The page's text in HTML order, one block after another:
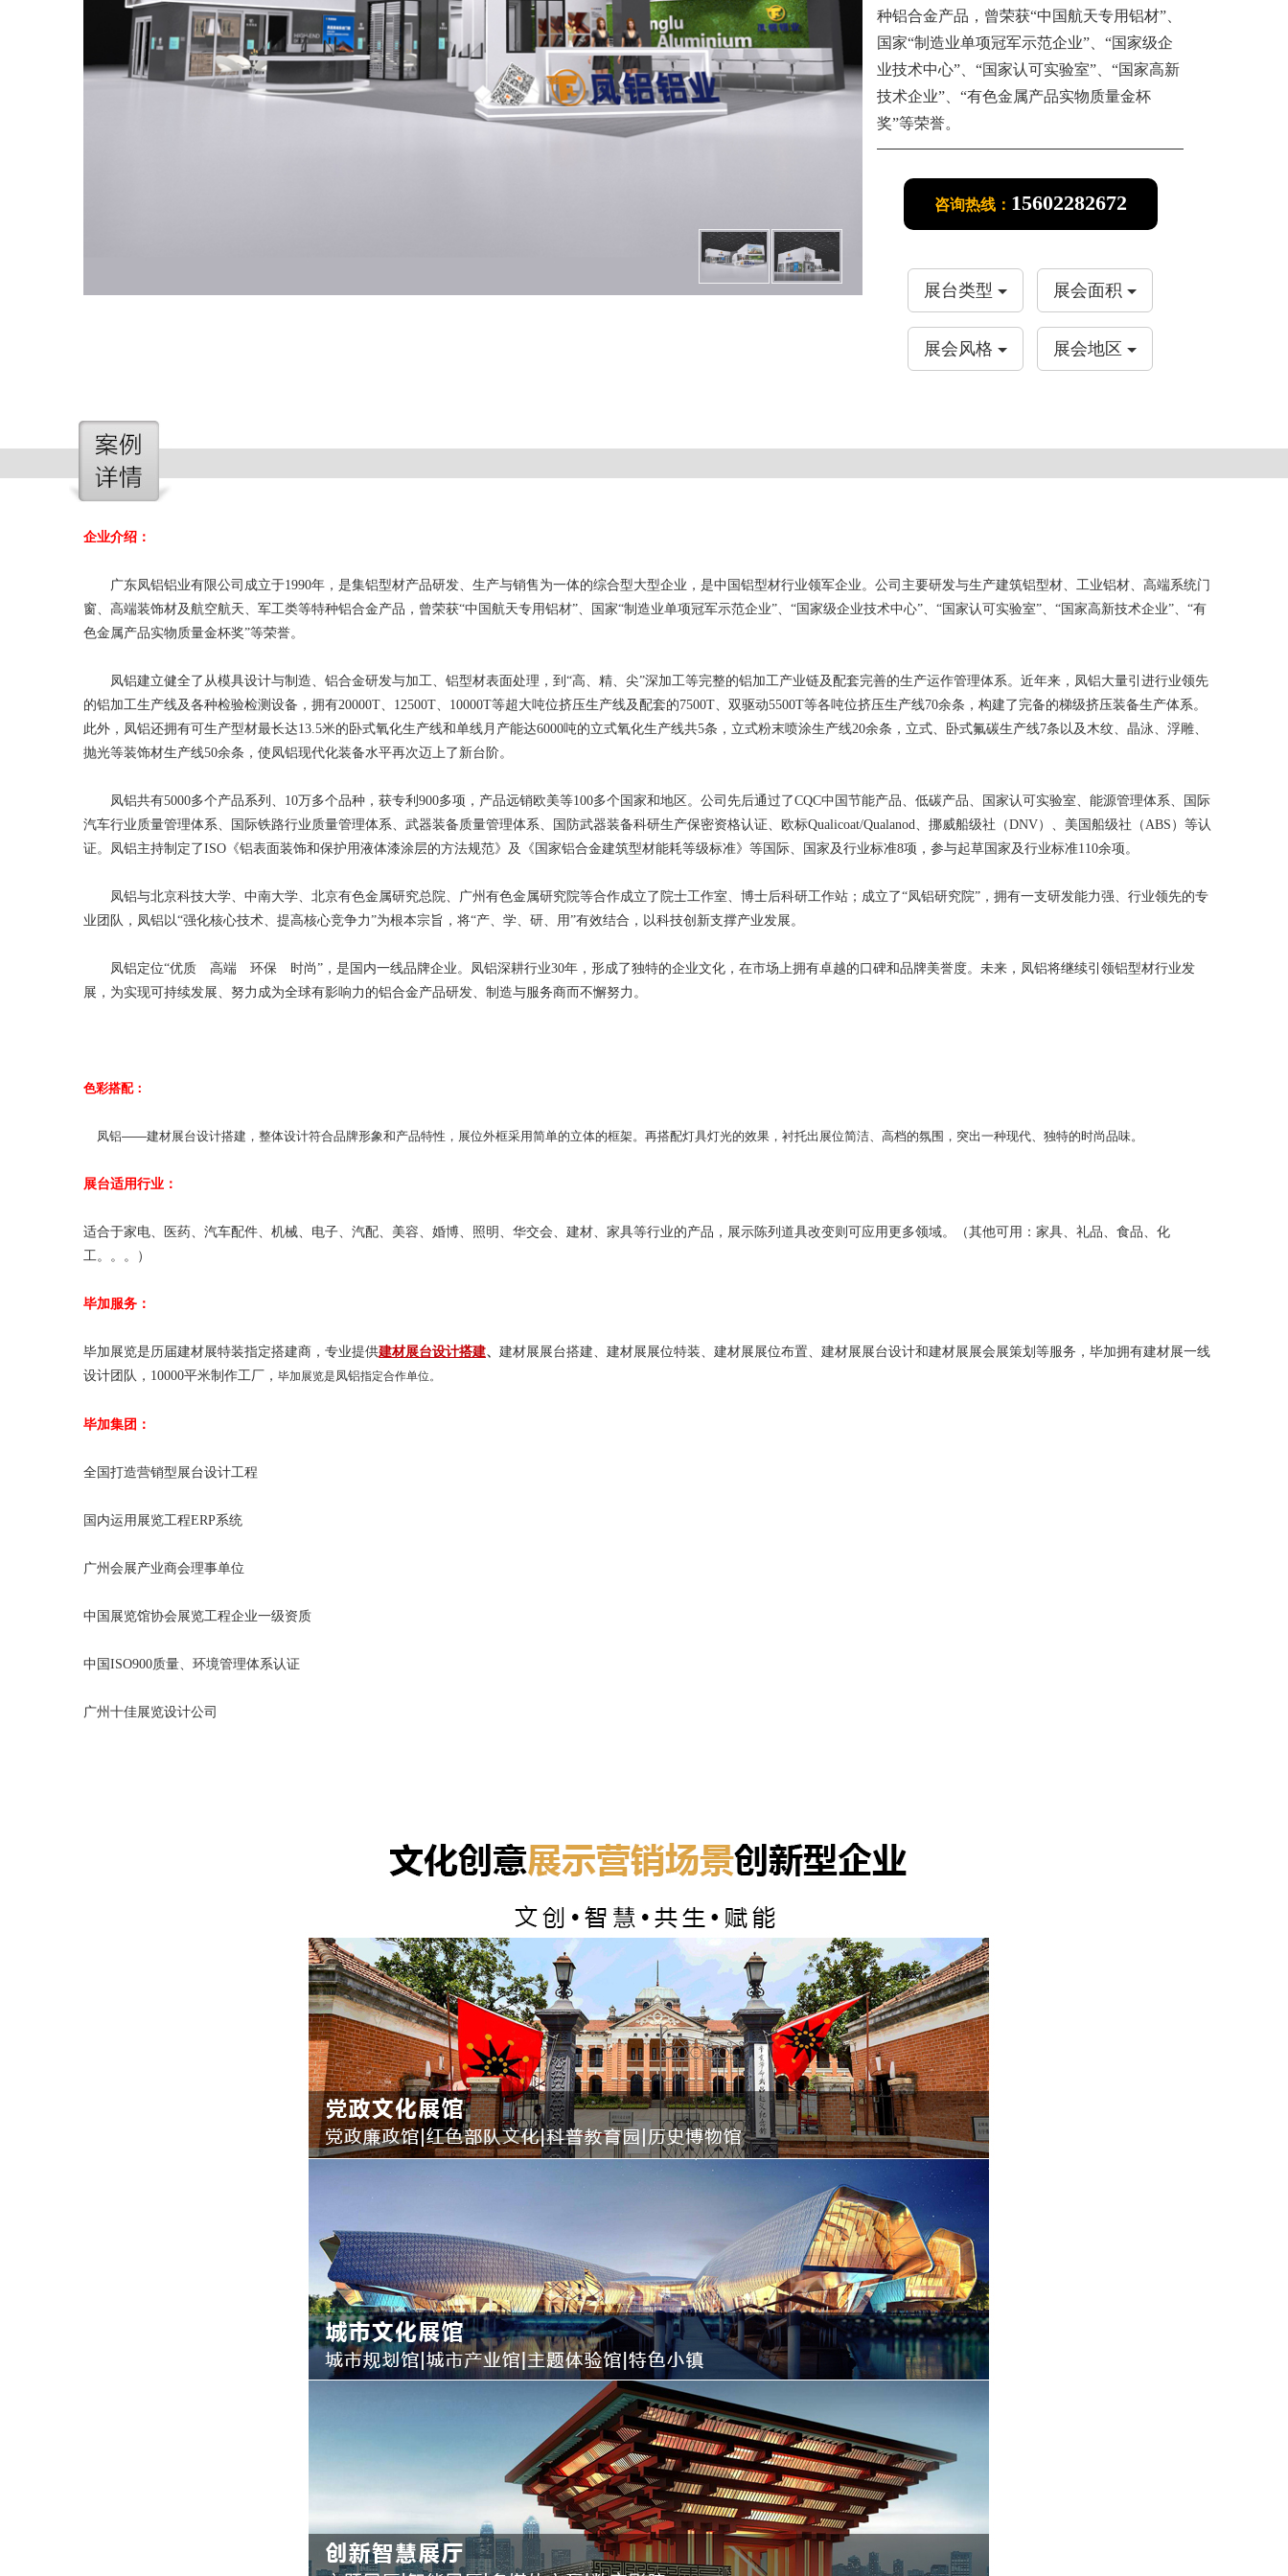
种铝合金产品，曾荣获“中国航天专用铝材”、
国家“制造业单项冠军示范企业”、“国家级企
业技术中心”、“国家认可实验室”、“国家高新
技术企业”、“有色金属产品实物质量金杯
奖”等荣誉。
咨询热线： 15602282672
展台类型 展会面积
展会风格 展会地区
企业介绍：
广东凤铝铝业有限公司成立于1990年，是集铝型材产品研发、生产与销售为一体的综合型大型企业，是中国铝型材行业领军企业。公司主要研发与生产建筑铝型材、工业铝材、高端系统门
窗、高端装饰材及航空航天、军工类等特种铝合金产品，曾荣获“中国航天专用铝材”、国家“制造业单项冠军示范企业”、“国家级企业技术中心”、“国家认可实验室”、“国家高新技术企业”、“有
色金属产品实物质量金杯奖”等荣誉。
凤铝建立健全了从模具设计与制造、铝合金研发与加工、铝型材表面处理，到“高、精、尖”深加工等完整的铝加工产业链及配套完善的生产运作管理体系。近年来，凤铝大量引进行业领先
的铝加工生产线及各种检验检测设备，拥有20000T、12500T、10000T等超大吨位挤压生产线及配套的7500T、双驱动5500T等各吨位挤压生产线70余条，构建了完备的梯级挤压装备生产体系。
此外，凤铝还拥有可生产型材最长达13.5米的卧式氧化生产线和单线月产能达6000吨的立式氧化生产线共5条，立式粉末喷涂生产线20余条，立式、卧式氟碳生产线7条以及木纹、晶泳、浮雕、
抛光等装饰材生产线50余条，使凤铝现代化装备水平再次迈上了新台阶。
凤铝共有5000多个产品系列、10万多个品种，获专利900多项，产品远销欧美等100多个国家和地区。公司先后通过了CQC中国节能产品、低碳产品、国家认可实验室、能源管理体系、国际
汽车行业质量管理体系、国际铁路行业质量管理体系、武器装备质量管理体系、国防武器装备科研生产保密资格认证、欧标Qualicoat/Qualanod、挪威船级社（DNV）、美国船级社（ABS）等认
证。凤铝主持制定了ISO《铝表面装饰和保护用液体漆涂层的方法规范》及《国家铝合金建筑型材能耗等级标准》等国际、国家及行业标准8项，参与起草国家及行业标准110余项。
凤铝与北京科技大学、中南大学、北京有色金属研究总院、广州有色金属研究院等合作成立了院士工作室、博士后科研工作站；成立了“凤铝研究院”，拥有一支研发能力强、行业领先的专
业团队，凤铝以“强化核心技术、提高核心竞争力”为根本宗旨，将“产、学、研、用”有效结合，以科技创新支撑产业发展。
凤铝定位“优质 高端 环保 时尚”，是国内一线品牌企业。凤铝深耕行业30年，形成了独特的企业文化，在市场上拥有卓越的口碑和品牌美誉度。未来，凤铝将继续引领铝型材行业发
展，为实现可持续发展、努力成为全球有影响力的铝合金产品研发、制造与服务商而不懈努力。
色彩搭配：
凤铝——建材展台设计搭建，整体设计符合品牌形象和产品特性，展位外框采用简单的立体的框架。再搭配灯具灯光的效果，衬托出展位简洁、高档的氛围，突出一种现代、独特的时尚品味。
展台适用行业：
适合于家电、医药、汽车配件、机械、电子、汽配、美容、婚博、照明、华交会、建材、家具等行业的产品，展示陈列道具改变则可应用更多领域。（其他可用：家具、礼品、食品、化
工。。。）
毕加服务：
毕加展览是历届建材展特装指定搭建商，专业提供建材展台设计搭建、 建材展展台搭建、建材展展位特装、建材展展位布置、建材展展台设计和建材展展会展策划等服务，毕加拥有建材展一线
设计团队，10000平米制作工厂， 毕加展览是凤铝指定合作单位。
毕加集团：
全国打造营销型展台设计工程
国内运用展览工程ERP系统
广州会展产业商会理事单位
中国展览馆协会展览工程企业一级资质
中国ISO900质量、环境管理体系认证
广州十佳展览设计公司